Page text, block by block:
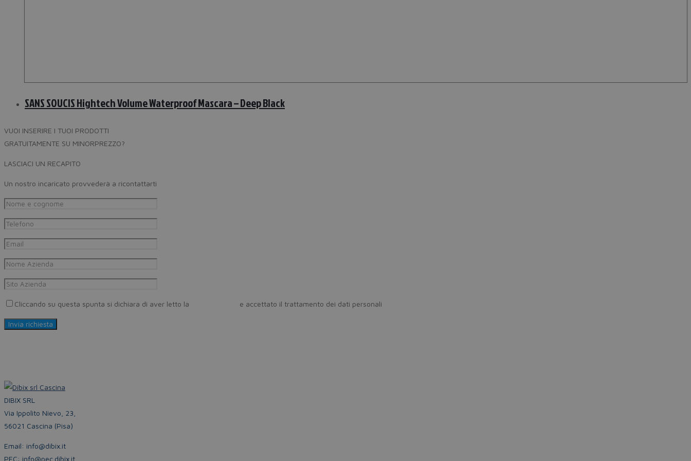
SANS SOUCIS Hightech Volume Waterproof Mascara – Deep Black
VUOI INSERIRE I TUOI PRODOTTI
GRATUITAMENTE SU MINORPREZZO?
LASCIACI UN RECAPITO
Un nostro incaricato provvederà a ricontattarti
Cliccando su questa spunta si dichiara di aver letto la e accettato il trattamento dei dati personali
DIBIX SRL
Via Ippolito Nievo, 23,
56021 Cascina (Pisa)
Email: info@dibix.it
PEC: info@pec.dibix.it